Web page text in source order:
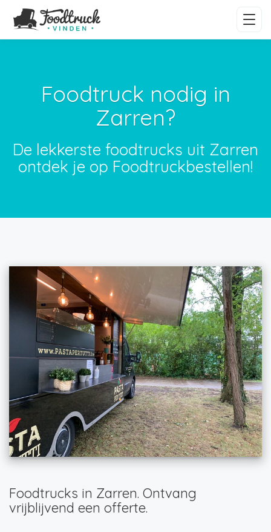
Foodtruck nodig in
Zarren?
De lekkerste foodtrucks uit Zarren
ontdek je op Foodtruckbestellen!
Foodtrucks in Zarren. Ontvang
vrijblijvend een offerte.